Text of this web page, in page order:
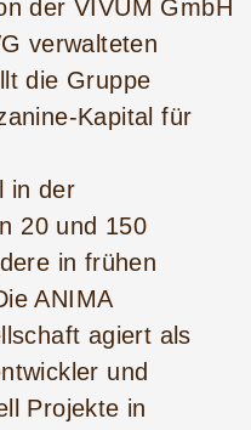
der VIVUM GmbH
verwalteten
die Gruppe
Kapital für
in der
20 und 150
in frühen
ANIMA
agiert als
und
Projekte in